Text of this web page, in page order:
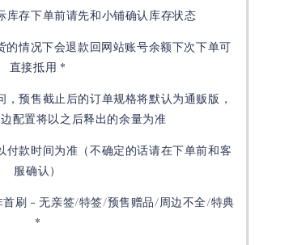
库存下单前请先和小铺确认库存状态
情况下会退款回网站账号余额下次下单可
直接抵用 *
预售截止后的订单规格将默认为通贩版，
配置将以之后释出的余量为准
付款时间为准（不确定的话请在下单前和客
服确认）
刷 - 无亲签/特签/预售赠品/周边不全/特典
*